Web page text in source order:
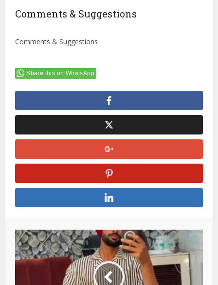
Comments & Suggestions
Comments & Suggestions
Share this on WhatsApp